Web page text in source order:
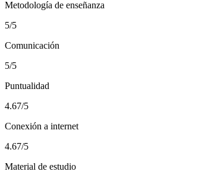
Metodología de enseñanza
5/5
Comunicación
5/5
Puntualidad
4.67/5
Conexión a internet
4.67/5
Material de estudio